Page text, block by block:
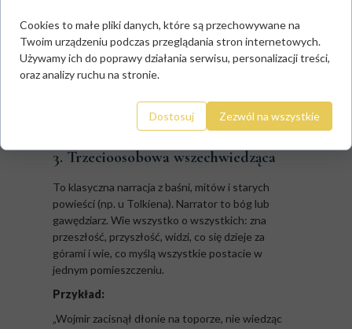
polubił. Ponadto musisz pilnować żelaznej
zasady:jeden bohater = jedna scena. Nigdy
nie zmieniaj perspektywy w połowie akapitu!
Co ponownie rodzi problematyczną kwestię:
ulubionego bohatera, a widzi tylko
perspektywę innej postaci, może się łatwo
3. Trzecioosobowa wszechwiedząca
To klasyczna narracja z baśni, mitów i starych
powieści (np. u Tolkiena). Narrator to bóg lub
gawędziarz. Wie wszystko o wszystkich: zna
przeszłość, przyszłość, widzi, co się dzieje za
górami i wie, co myślą wszystkie postacie w
jednym pomieszczeniu.
Przykład:
„Wojmir zacisnął dłonie na toporze, nie wiedząc
Cookies to małe pliki danych, które są przechowywane na
Twoim urządzeniu podczas przeglądania stron internetowych.
Używamy ich do poprawy działania serwisu, personalizacji treści,
oraz analizy ruchu na stronie.
Dostosuj Zezwól na wszystkie